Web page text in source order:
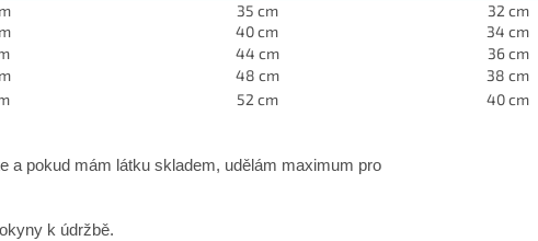
35 cm
32 cm
40 cm
34 cm
44 cm
36 cm
48 cm
38 cm
52 cm 40 cm
a pokud mám látku skladem, udělám maximum pro
k údržbě.